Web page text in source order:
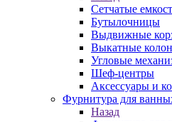
Сетчатые
Бутылочницы
Выдвижные
Выкатные
Угловые
Шеф-центры
Аксессуары и
Фурнитура для
Назад